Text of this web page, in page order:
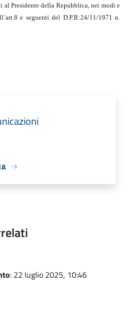
Presidente della Repubblica, nei modi e
e seguenti del D.P.R:24/11/1971 n.
: 22 luglio 2025, 10:46